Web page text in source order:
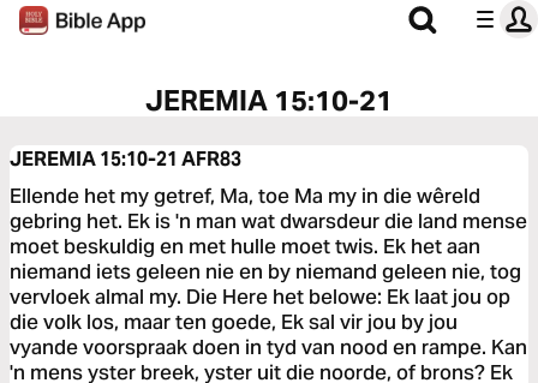
JEREMIA 15:10-21
JEREMIA 15:10-21 AFR83
Ellende het my getref, Ma, toe Ma my in die wêreld
gebring het. Ek is 'n man wat dwarsdeur die land mense
moet beskuldig en met hulle moet twis. Ek het aan
niemand iets geleen nie en by niemand geleen nie, tog
vervloek almal my. Die Here het belowe: Ek laat jou op
die volk los, maar ten goede, Ek sal vir jou by jou
vyande voorspraak doen in tyd van nood en rampe. Kan
'n mens yster breek, yster uit die noorde, of brons? Ek